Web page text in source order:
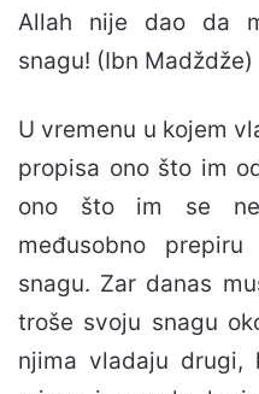
Allah nije dao da
snagu! (Ibn Madždže)
U vremenu u kojem
propisa ono što im
ono što im se
međusobno
snagu. Zar danas
troše svoju snagu
njima vladaju drugi,